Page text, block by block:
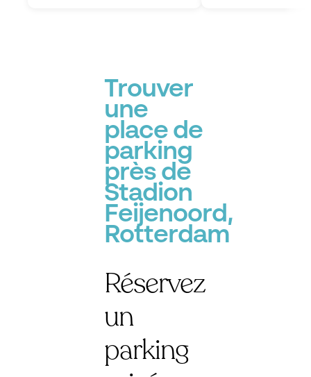
Trouver
une
place de
parking
près de
Stadion
Feijenoord,
Rotterdam
Réservez
un
parking